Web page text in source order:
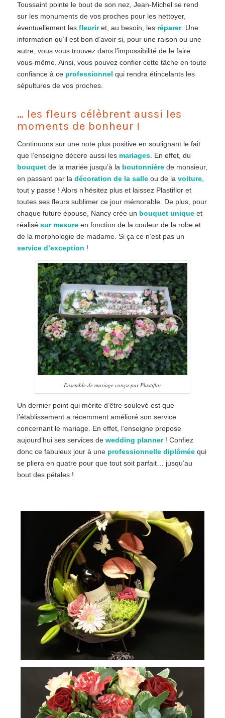
Toussaint pointe le bout de son nez, Jean-Michel se rend
sur les monuments de vos proches pour les nettoyer,
éventuellement les fleuriret, au besoin, les réparer. Une
information qu’il est bon d’avoir si, pour une raison ou une
autre, vous vous trouvez dans l’impossibilité de le faire
vous-même. Ainsi, vous pouvez confier cette tâche en toute
confiance à ce professionnel qui rendra étincelants les
sépultures de vos proches.
… les fleurs célèbrent aussi les
moments de bonheur !
Continuons sur une note plus positive en soulignant le fait
que l’enseigne décore aussi les mariages. En effet, du
bouquetde la mariée jusqu’à la boutonnièrede monsieur,
en passant par la décoration de la salleou de la voiture,
tout y passe ! Alors n’hésitez plus et laissez Plastiflor et
toutes ses fleurs sublimer ce jour mémorable. De plus, pour
chaque future épouse, Nancy crée un bouquet uniqueet
réalisé sur mesureen fonction de la couleur de la robe et
de la morphologie de madame. Si ça ce n’est pas un
service d’exception !
Ensemble de mariage conçu par Plastiflor
Un dernier point qui mérite d’être soulevé est que
l’établissement a récemment amélioré son service
concernant le mariage. En effet, l’enseigne propose
aujourd’hui ses services de wedding planner ! Confiez
donc ce fabuleux jour à une professionnelle diplôméequi
se pliera en quatre pour que tout soit parfait… jusqu’au
bout des pétales !